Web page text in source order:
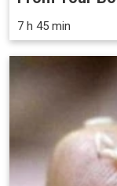
7 h 45 min